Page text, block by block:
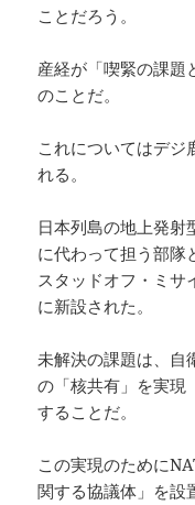
ことだろう。
産経が「喫緊の課題
のことだ。
これについてはデジ
れる。
日本列島の地上発射
に代わって担う部隊
スタッドオフ・ミサ
に新設された。
未解決の課題は、自
の「核共有」を実現
することだ。
この実現のために
関する協議体」を設